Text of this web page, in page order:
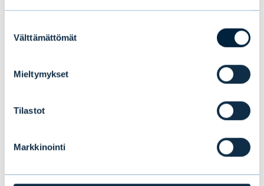
valinta
Välttämättömät
Mieltymykset
Tilastot
Markkinointi
yhteisövarainhoitajaksi jo 10. kerran
Kantar Prosperan tutkimuksessa